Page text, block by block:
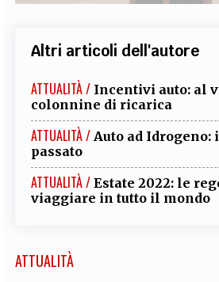
Altri articoli dell'autore
ATTUALITÀ / Incentivi auto: al
colonnine di ricarica
ATTUALITÀ / Auto ad Idrogeno:
passato
ATTUALITÀ / Estate 2022: le
viaggiare in tutto il mondo
ATTUALITÀ